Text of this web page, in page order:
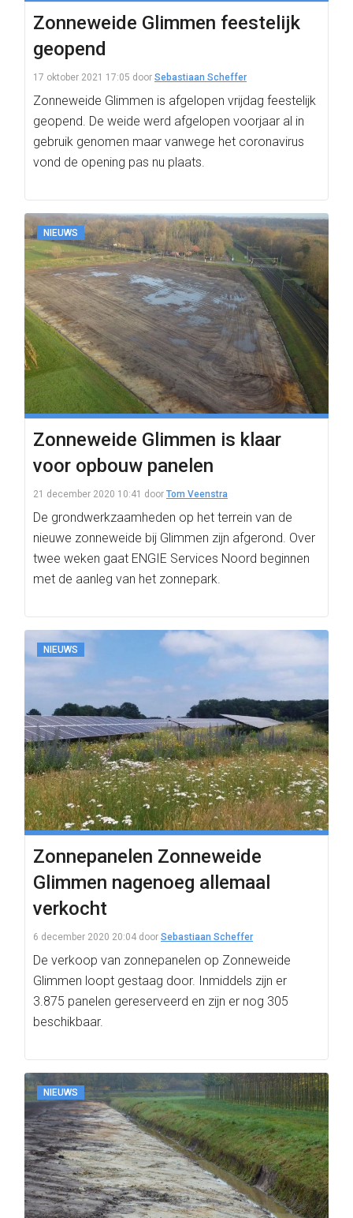
Zonneweide Glimmen feestelijk
geopend
17 oktober 2021 17:05 door Sebastiaan Scheffer
Zonneweide Glimmen is afgelopen vrijdag feestelijk
geopend. De weide werd afgelopen voorjaar al in
gebruik genomen maar vanwege het coronavirus
vond de opening pas nu plaats.
NIEUWS
Zonneweide Glimmen is klaar
voor opbouw panelen
21 december 2020 10:41 door Tom Veenstra
De grondwerkzaamheden op het terrein van de
nieuwe zonneweide bij Glimmen zijn afgerond. Over
twee weken gaat ENGIE Services Noord beginnen
met de aanleg van het zonnepark.
NIEUWS
Zonnepanelen Zonneweide
Glimmen nagenoeg allemaal
verkocht
6 december 2020 20:04 door Sebastiaan Scheffer
De verkoop van zonnepanelen op Zonneweide
Glimmen loopt gestaag door. Inmiddels zijn er
3.875 panelen gereserveerd en zijn er nog 305
beschikbaar.
NIEUWS